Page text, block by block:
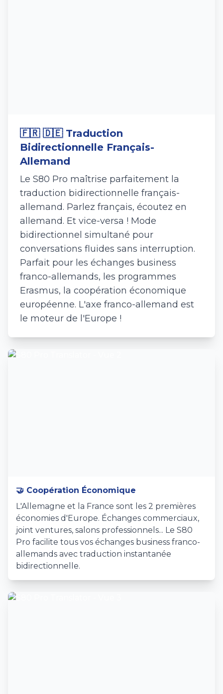
🇫🇷 🇩🇪 Traduction
Bidirectionnelle Français-
Allemand
Le S80 Pro maîtrise parfaitement la
traduction bidirectionnelle français-
allemand. Parlez français, écoutez en
allemand. Et vice-versa ! Mode
bidirectionnel simultané pour
conversations fluides sans interruption.
Parfait pour les échanges business
franco-allemands, les programmes
Erasmus, la coopération économique
européenne. L'axe franco-allemand est
le moteur de l'Europe !
🤝 Coopération Économique
L'Allemagne et la France sont les 2 premières
économies d'Europe. Échanges commerciaux,
joint ventures, salons professionnels... Le S80
Pro facilite tous vos échanges business franco-
allemands avec traduction instantanée
bidirectionnelle.